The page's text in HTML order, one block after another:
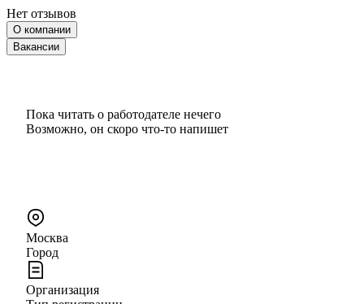
Нет отзывов
О компании
Вакансии
Пока читать о работодателе нечего
Возможно, он скоро что‑то напишет
Москва
Город
Организация